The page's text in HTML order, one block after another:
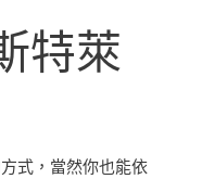
特萊
式，當然你也能依